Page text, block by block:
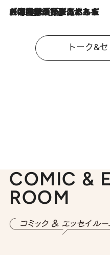
2026.8.3
「今後値上げがあるとすれば…」「リスクがあるのは今年の冬」エネルギー専門家が語る、ホルムズ海峡封鎖が家庭にもたらす“ある心配”
トーク&
COMIC &
ROOM